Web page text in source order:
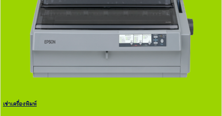
เช่าเครื่องพิมพ์